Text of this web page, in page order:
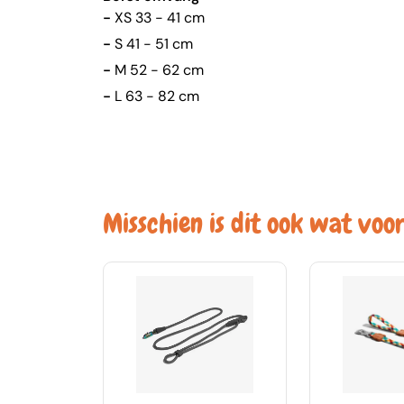
- XS 33 - 41 cm
- S 41 - 51 cm
- M 52 - 62 cm
- L 63 - 82 cm
Misschien is dit ook wat